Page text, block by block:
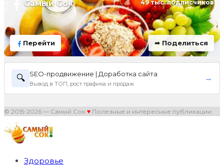
Самый Сок 49 тыс. подписчиков
Перейти ➦ Поделиться
🔍 SEO-продвижение | Доработка сайта
Вывод в ТОП, рост трафика и продаж
→
© 2015-2026 — Самый Сок ♥ Полезные и интересные публикации.
Здоровье